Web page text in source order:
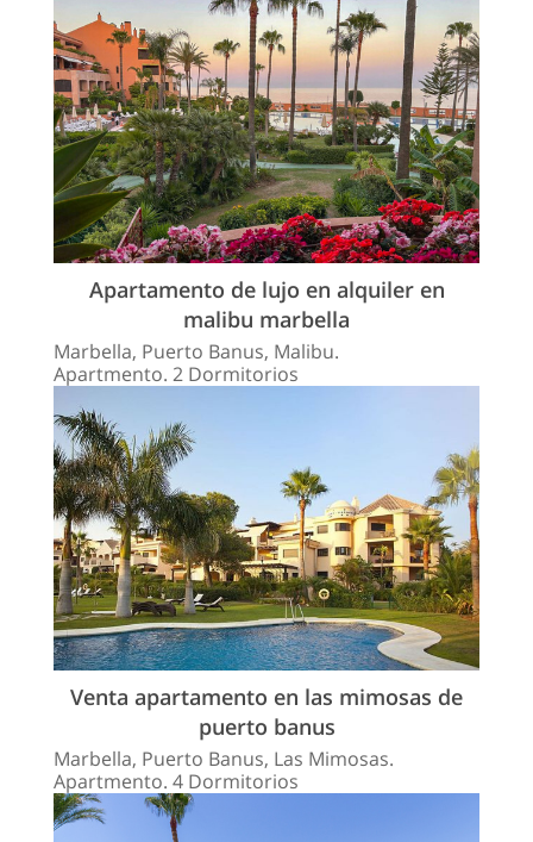
Apartamento de lujo en alquiler en
malibu marbella
Marbella, Puerto Banus, Malibu.
Apartmento. 2 Dormitorios
Venta apartamento en las mimosas de
puerto banus
Marbella, Puerto Banus, Las Mimosas.
Apartmento. 4 Dormitorios